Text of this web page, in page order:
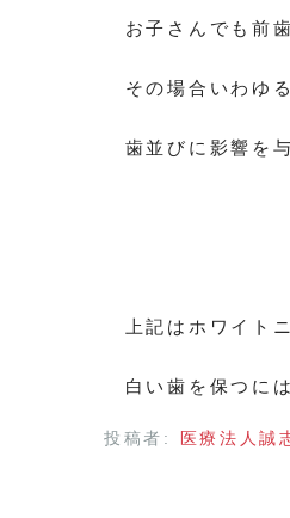
お子さんでも前
その場合いわゆ
歯並びに影響を
上記はホワイト
白い歯を保つに
投稿者: 医療法人誠